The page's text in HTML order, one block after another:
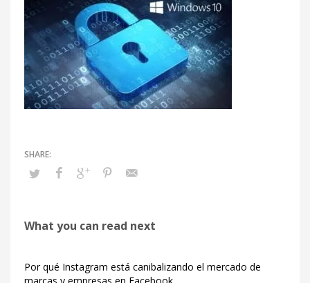
What you can read next
Por qué Instagram está canibalizando el mercado de